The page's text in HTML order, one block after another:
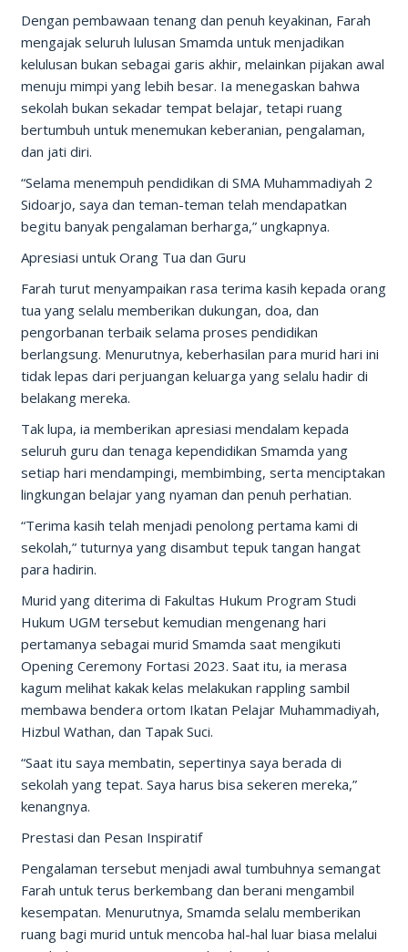
Dengan pembawaan tenang dan penuh keyakinan, Farah
mengajak seluruh lulusan Smamda untuk menjadikan
kelulusan bukan sebagai garis akhir, melainkan pijakan awal
menuju mimpi yang lebih besar. Ia menegaskan bahwa
sekolah bukan sekadar tempat belajar, tetapi ruang
bertumbuh untuk menemukan keberanian, pengalaman,
dan jati diri.
“Selama menempuh pendidikan di SMA Muhammadiyah 2
Sidoarjo, saya dan teman-teman telah mendapatkan
begitu banyak pengalaman berharga,” ungkapnya.
Apresiasi untuk Orang Tua dan Guru
Farah turut menyampaikan rasa terima kasih kepada orang
tua yang selalu memberikan dukungan, doa, dan
pengorbanan terbaik selama proses pendidikan
berlangsung. Menurutnya, keberhasilan para murid hari ini
tidak lepas dari perjuangan keluarga yang selalu hadir di
belakang mereka.
Tak lupa, ia memberikan apresiasi mendalam kepada
seluruh guru dan tenaga kependidikan Smamda yang
setiap hari mendampingi, membimbing, serta menciptakan
lingkungan belajar yang nyaman dan penuh perhatian.
“Terima kasih telah menjadi penolong pertama kami di
sekolah,” tuturnya yang disambut tepuk tangan hangat
para hadirin.
Murid yang diterima di Fakultas Hukum Program Studi
Hukum UGM tersebut kemudian mengenang hari
pertamanya sebagai murid Smamda saat mengikuti
Opening Ceremony Fortasi 2023. Saat itu, ia merasa
kagum melihat kakak kelas melakukan rappling sambil
membawa bendera ortom Ikatan Pelajar Muhammadiyah,
Hizbul Wathan, dan Tapak Suci.
“Saat itu saya membatin, sepertinya saya berada di
sekolah yang tepat. Saya harus bisa sekeren mereka,”
kenangnya.
Prestasi dan Pesan Inspiratif
Pengalaman tersebut menjadi awal tumbuhnya semangat
Farah untuk terus berkembang dan berani mengambil
kesempatan. Menurutnya, Smamda selalu memberikan
ruang bagi murid untuk mencoba hal-hal luar biasa melalui